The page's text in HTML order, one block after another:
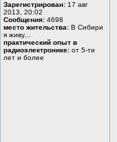
Зарегистрирован: 17 авг
2013, 20:02
Сообщения: 4698
место жительства: В Сибири
я живу...
практический опыт в
радиоэлектронике: от 5-ти
лет и более